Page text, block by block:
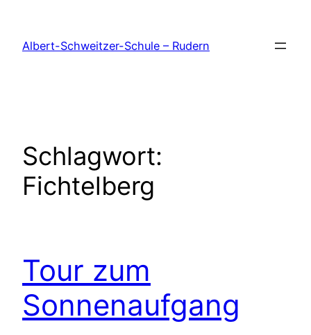
springen
Albert-Schweitzer-Schule – Rudern
Schlagwort:
Fichtelberg
Tour zum
Sonnenaufgang